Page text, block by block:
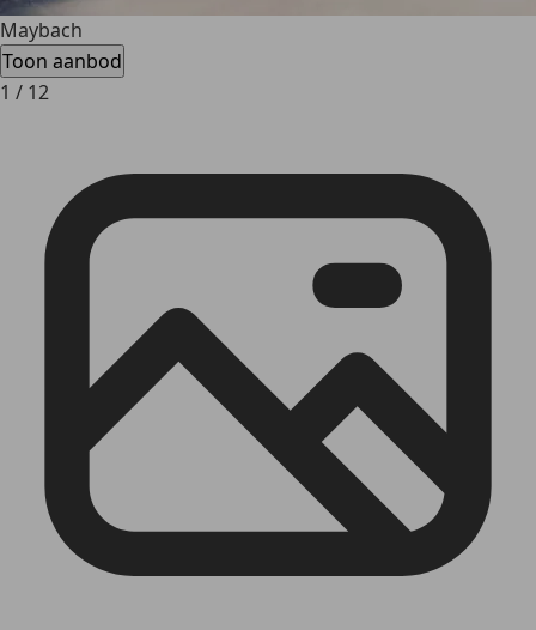
Maybach
Toon aanbod
1 / 12